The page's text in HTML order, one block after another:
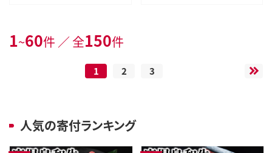
1~60件 ／ 全150件
1 2 3
人気の寄付ランキング